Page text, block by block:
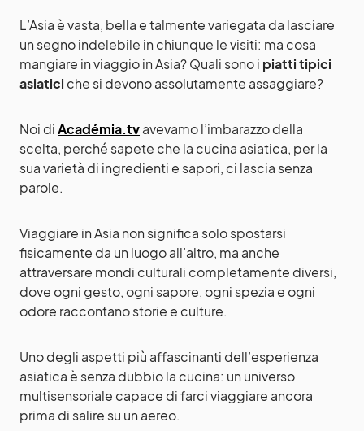
L’Asia è vasta, bella e talmente variegata da lasciare
un segno indelebile in chiunque le visiti: ma cosa
mangiare in viaggio in Asia? Quali sono i piatti tipici
asiatici che si devono assolutamente assaggiare?
Noi diAcadémia.tvavevamo l’imbarazzo della
scelta, perché sapete che la cucina asiatica, per la
sua varietà di ingredienti e sapori, ci lascia senza
parole.
Viaggiare in Asia non significa solo spostarsi
fisicamente da un luogo all’altro, ma anche
attraversare mondi culturali completamente diversi,
dove ogni gesto, ogni sapore, ogni spezia e ogni
odore raccontano storie e culture.
Uno degli aspetti più affascinanti dell’esperienza
asiatica è senza dubbio la cucina: un universo
multisensoriale capace di farci viaggiare ancora
prima di salire su un aereo.